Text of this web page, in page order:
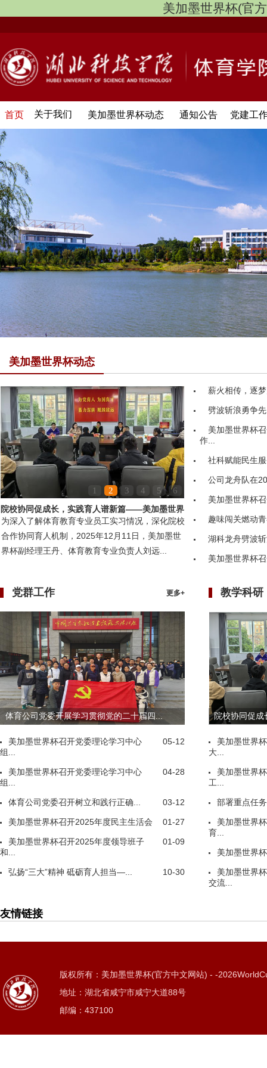
美加墨世界杯(官
首页 关于我们 美加墨世界杯动态 通知公告 党建工
美加墨世界杯动态
1 2 3 4 5
6
院校协同促成长，实践育人谱新篇——美加墨世界
杯领导赴嘉鱼县第...
为深入了解体育教育专业员工实习情况，深化院校
合作协同育人机制，2025年12月11日，美加墨世
界杯副经理王丹、体育教育专业负责人刘远...
薪火相传，逐
劈波斩浪勇争
美加墨世界杯
作...
社科赋能民生
公司龙舟队在
美加墨世界杯
趣味闯关燃动
湖科龙舟劈波
美加墨世界杯
更多+
党群工作
体育公司党委开展学习贯彻党的二十届四...
05-12
美加墨世界杯召开党委理论学习中心
组...
04-28
美加墨世界杯召开党委理论学习中心
组...
03-12
体育公司党委召开树立和践行正确...
01-27
美加墨世界杯召开2025年度民主生活会
01-09
美加墨世界杯召开2025年度领导班子
和...
10-30
弘扬“三大”精神 砥砺育人担当—...
教学科研
院校协同促
美加墨世界
大...
美加墨世界
工...
部署重点任
美加墨世界
育...
美加墨世界
美加墨世界
交流...
友情链接
版权所有：美加墨世界杯(官方中文网站) - -
地址：湖北省咸宁市咸宁大道88号
邮编：437100